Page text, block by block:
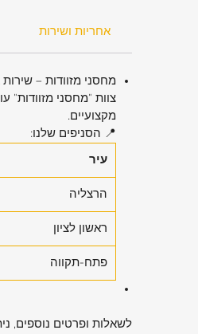
אחריות ושירות
מחסני מזוודות –
צוות "מחסני מזוודות"
מקצועיים.
📍 הסניפים שלנו:
עיר
הרצליה
ראשון לציון
פתח-תקווה
לשאלות ופרטים נוספים,